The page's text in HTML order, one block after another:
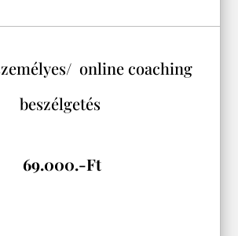
online coaching
beszélgetés
69.000.-Ft